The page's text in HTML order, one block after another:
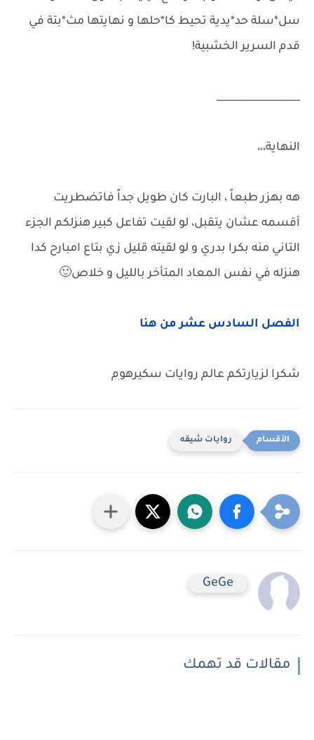
سل*سلة حد*يدية تحيط كا*حلها و نهايتها مث*بتة في
قدم السرير الخشبية!
_________________
النهاية،،،
هه بهزر طبعاً ، البارت كان طويل جداً فاتضطريت
أقسمه عشان يتقبل، لو لقيت تفاعل كبير هنزلكم الجزء
التاني منه بكرا بدري و لو لقيته قليل زي بتاع امبارح كدا
هنزله في نفس المعاد المتأخر بالليل و خلاص🙂
الفصل السادس عشر من هنا
شكرا لزيارتكم عالم روايات سكيرهوم
روايات شيقه
GeGe
مقالات قد تهمك